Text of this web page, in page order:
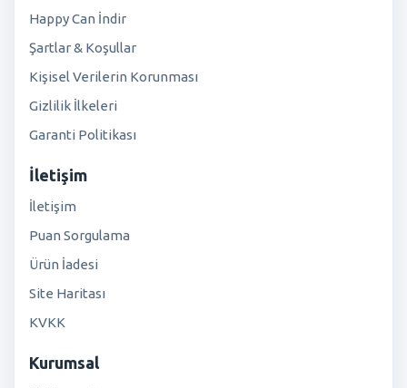
Happy Can İndir
Şartlar & Koşullar
Kişisel Verilerin Korunması
Gizlilik İlkeleri
Garanti Politikası
İletişim
İletişim
Puan Sorgulama
Ürün İadesi
Site Haritası
KVKK
Kurumsal